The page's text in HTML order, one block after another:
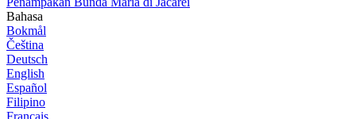
Bahasa
Bokmål
Čeština
Deutsch
English
Español
Filipino
Français